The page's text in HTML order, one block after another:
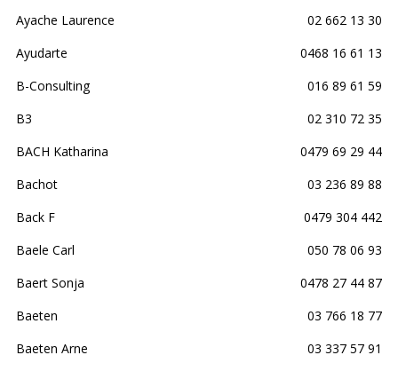
Ayache Laurence
02 662 13 30
Ayudarte
0468 16 61 13
B-Consulting
016 89 61 59
B3
02 310 72 35
BACH Katharina
0479 69 29 44
Bachot
03 236 89 88
Back F
0479 304 442
Baele Carl
050 78 06 93
Baert Sonja
0478 27 44 87
Baeten
03 766 18 77
Baeten Arne
03 337 57 91